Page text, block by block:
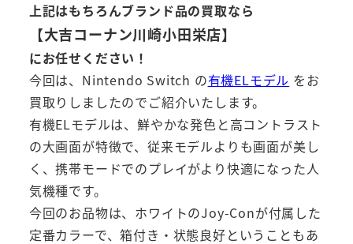
上記はもちろんブランド品の買取なら
【大吉コーナン川崎小田栄店】
にお任せください！
今回は、Nintendo Switch の有機ELモデル をお
買取りしましたのでご紹介いたします。
有機ELモデルは、鮮やかな発色と高コントラスト
の大画面が特徴で、従来モデルよりも画面が美し
く、携帯モードでのプレイがより快適になった人
気機種です。
今回のお品物は、ホワイトのJoy-Conが付属した
定番カラーで、箱付き・状態良好ということもあ